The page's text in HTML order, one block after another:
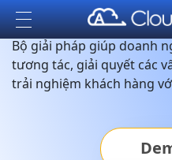
Cloud Ace
Nhà cung cấp giải pháp trên GCP cho doanh nghiệp
Suite với
Bộ giải pháp giúp doanh
tương tác, giải quyết các
trải nghiệm khách hàng